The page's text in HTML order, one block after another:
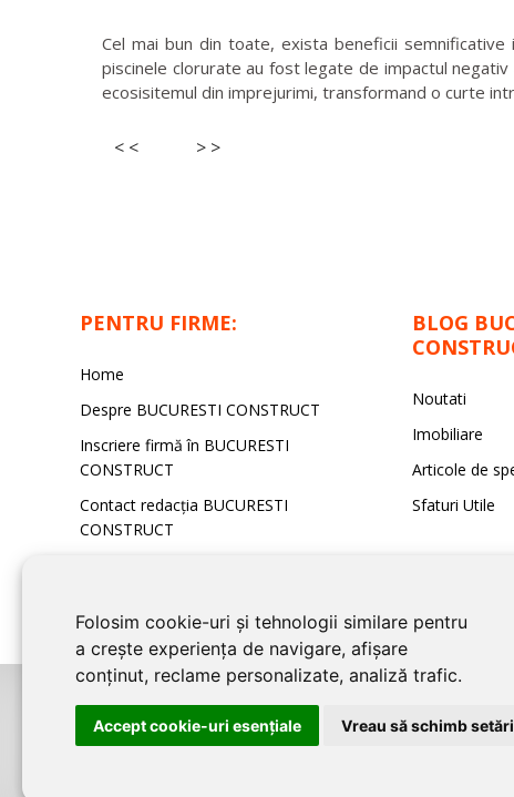
Folosim cookie-uri și tehnologii similare pentru
a crește experiența de navigare, afișare
conținut, reclame personalizate, analiză trafic.
Accept cookie-uri esenţiale Vreau să schimb
Cel mai bun din toate, exista beneficii
piscinele clorurate au fost legate de impactul
ecosisitemul din imprejurimi, transformand o curte
< < > >
PENTRU FIRME:
Home
Despre BUCURESTI CONSTRUCT
Inscriere firmă în BUCURESTI
CONSTRUCT
Contact redacţia BUCURESTI
CONSTRUCT
BLOG
Noutati
Imobiliare
Articole de
Sfaturi Utile
©2026 BUCURESTI CONSTRUCT este un serviciu de promovare online